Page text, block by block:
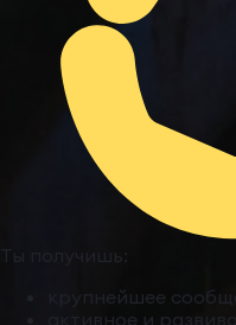
Ты получишь:
крупнейшее
активное и